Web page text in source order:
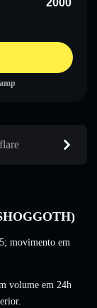
; movimento em
volume em 24h